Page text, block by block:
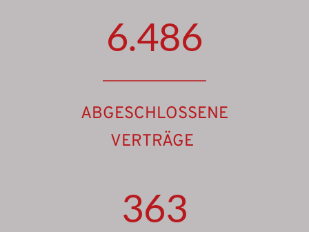
6.486
ABGESCHLOSSENE
VERTRÄGE
363